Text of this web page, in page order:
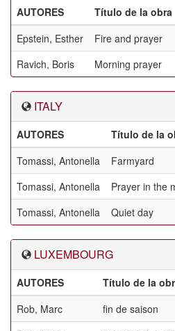
AUTORES Título de la obra
Epstein, Esther
Fire and prayer
Ravich, Boris
Morning prayer
ITALY
AUTORES Título de la
Tomassi, Antonella
Farmyard
Tomassi, Antonella
Prayer in the
Tomassi, Antonella
Quiet day
LUXEMBOURG
AUTORES Título de la
Rob, Marc
fin de saison